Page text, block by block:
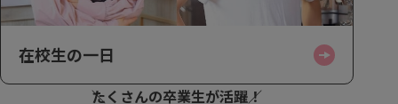
在校生の一日
たくさんの卒業生が活躍！